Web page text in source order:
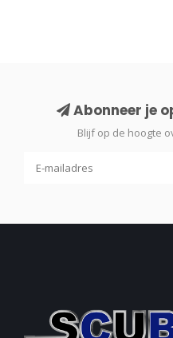
Abonneer je
Blijf op de hoogte